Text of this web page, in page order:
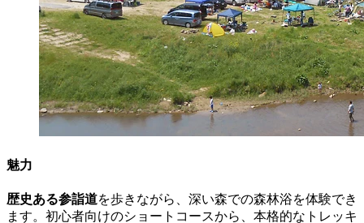
魅力
歴史ある参詣道を歩きながら、深い森での森林浴を体験でき
ます。初心者向けのショートコースから、本格的なトレッキ